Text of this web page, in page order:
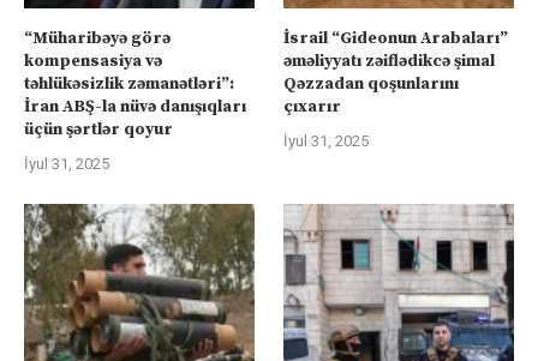
“Müharibəyə görə
kompensasiya və
təhlükəsizlik zəmanətləri”:
İran ABŞ-la nüvə danışıqları
üçün şərtlər qoyur
İyul 31, 2025
İsrail “Gideonun Arabaları”
əməliyyatı zəiflədikcə şimal
Qəzzadan qoşunlarını
çıxarır
İyul 31, 2025